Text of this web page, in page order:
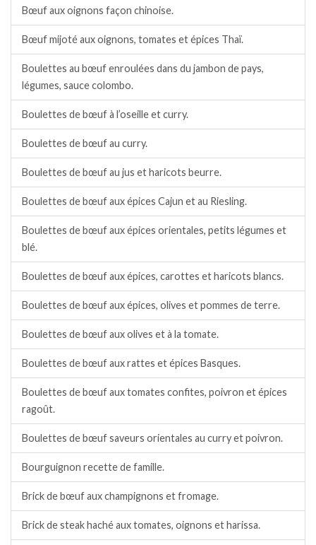
Bœuf aux oignons façon chinoise.
Bœuf mijoté aux oignons, tomates et épices Thaï.
Boulettes au bœuf enroulées dans du jambon de pays,
légumes, sauce colombo.
Boulettes de bœuf à l’oseille et curry.
Boulettes de bœuf au curry.
Boulettes de bœuf au jus et haricots beurre.
Boulettes de bœuf aux épices Cajun et au Riesling.
Boulettes de bœuf aux épices orientales, petits légumes et
blé.
Boulettes de bœuf aux épices, carottes et haricots blancs.
Boulettes de bœuf aux épices, olives et pommes de terre.
Boulettes de bœuf aux olives et à la tomate.
Boulettes de bœuf aux rattes et épices Basques.
Boulettes de bœuf aux tomates confites, poivron et épices
ragoût.
Boulettes de bœuf saveurs orientales au curry et poivron.
Bourguignon recette de famille.
Brick de bœuf aux champignons et fromage.
Brick de steak haché aux tomates, oignons et harissa.